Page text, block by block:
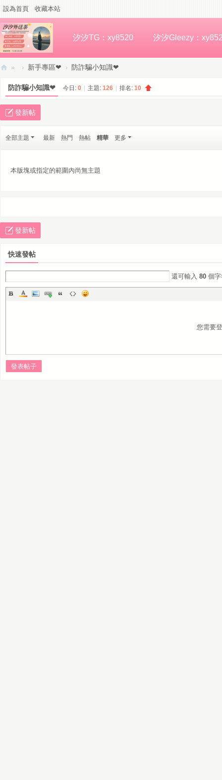
設為首頁 收藏本站
汐汐TG：xy8520 汐汐Gleezy：
汐
高
外
» › 新手專區❤ › 防詐騙小知識❤
防詐騙小知識❤ 今日: 0 主題: 126 排名: 10
發新帖
全部主題 最新 熱門 熱帖 精華 更多
本版塊或指定的範圍內尚無主題
發新帖
快速發帖
還可輸入 80 個
您需要
發表帖子